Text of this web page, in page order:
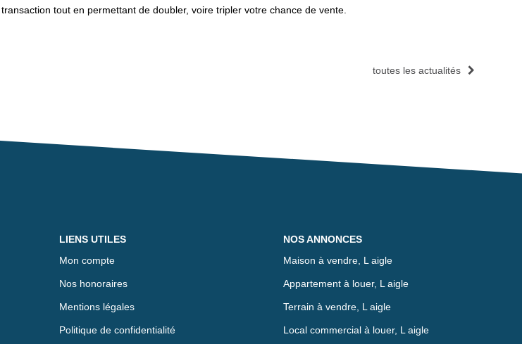
tout en permettant de doubler, voire tripler votre chance de vente.
toutes les actualités
LIENS UTILES
Mon compte
Nos honoraires
Mentions légales
Politique de confidentialité
NOS ANNONCES
Maison à vendre, L aigle
Appartement à louer, L aigle
Terrain à vendre, L aigle
Local commercial à louer, L aigle